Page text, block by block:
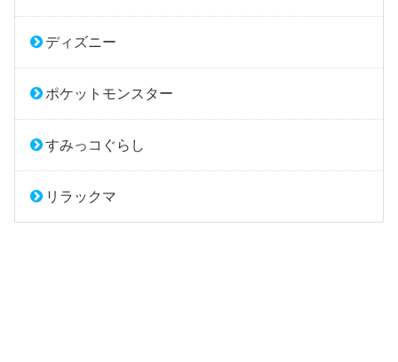
ディズニー
ポケットモンスター
すみっコぐらし
リラックマ